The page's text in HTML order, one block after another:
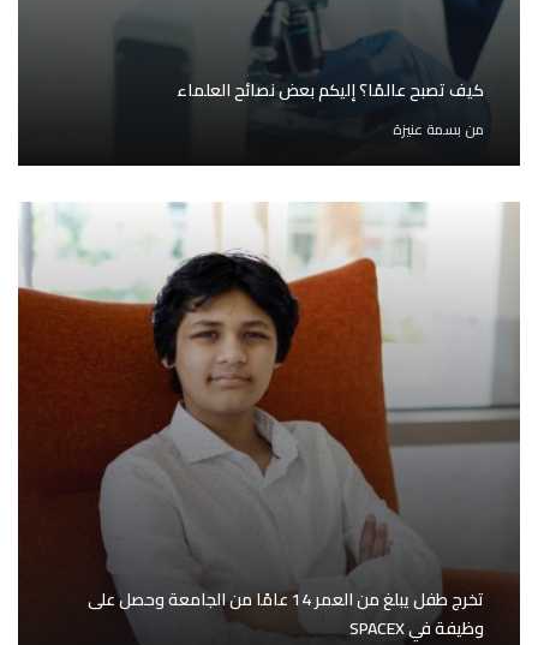
كيف تصبح عالمًا؟ إليكم بعض نصائح العلماء
من بسمة عنيزة
تخرج طفل يبلغ من العمر 14 عامًا من الجامعة وحصل على
وظيفة في SPACEX